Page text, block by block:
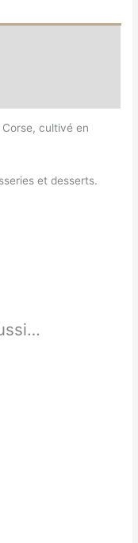
cultivé en
et desserts.